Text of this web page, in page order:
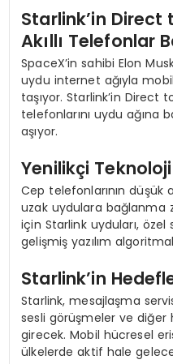
YAŞAM
Starlink’in Direct
Akıllı Telefonlar
SpaceX’in sahibi Elon
uydu internet ağıyla
taşıyor. Starlink’in Direct
telefonlarını uydu ağına
aşıyor.
Yenilikçi
Cep telefonlarının düşük
uzak uydulara bağlanma
için Starlink uyduları,
gelişmiş yazılım
Starlink’in
Starlink, mesajlaşma
sesli görüşmeler ve diğer
girecek. Mobil hücresel
ülkelerde aktif hale